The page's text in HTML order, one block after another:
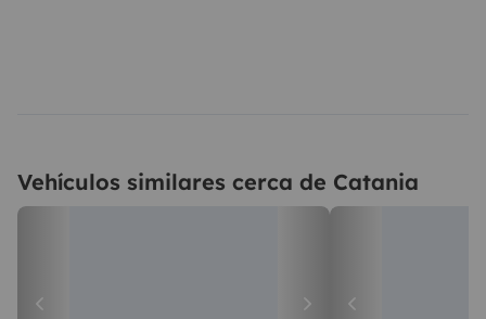
Vehículos similares cerca de Catania